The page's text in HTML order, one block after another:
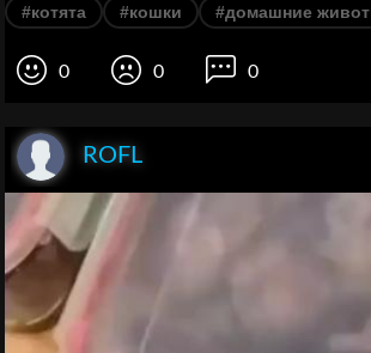
#котята #кошки #домашние
0 0 0
ROFL